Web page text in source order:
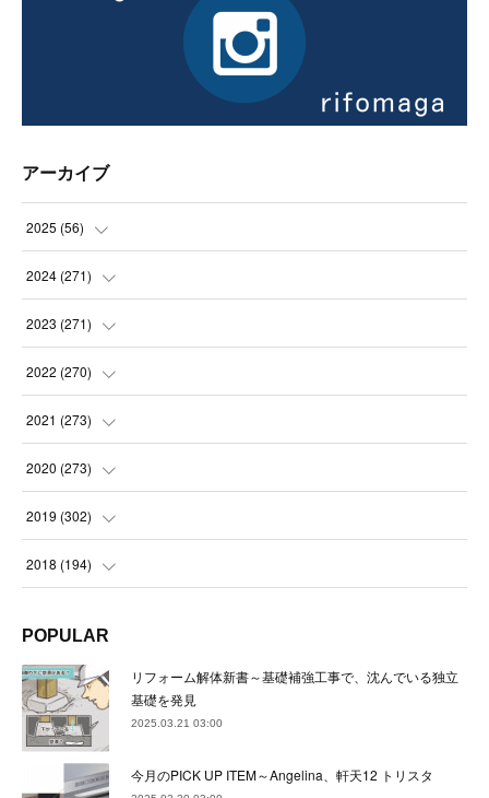
アーカイブ
2025 (56)
(14
(21
(21
2024 (271)
(21
(22
(23
(22
(24)
22)
(22)
(22)
2023 (271)
(22
(23
(23
(21
(23 )
(24
(21
(24)
2022 (270)
(23
(23
(22
(23
(22 )
(23
(23
(22)
2021 (273)
(24
(23
(22
(23)
(23
(22)
2020 (273)
(24
(22
(22)
(24
(24)
2019 (302)
(23
(22)
(21)
(27)
2018 (194)
(17)
(32)
(36)
POPULAR
リフォーム解体新書～基礎補強工事で、沈んでいる独立
基礎を発見
2025.03.21 03:00
今月のPICK UP ITEM～Angelina、軒天12 トリスタ